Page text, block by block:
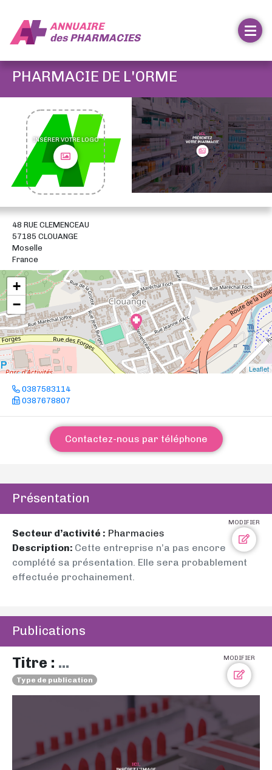
ANNUAIRE
desPHARMACIES
PHARMACIE DE L'ORME
INSÉRER VOTRE LOGO
48 RUE CLEMENCEAU
57185 CLOUANGE
Moselle
France
+
−
Leaflet
0387583114
0387678807
Contactez-nous par téléphone
Présentation
MODIFIER
Secteur d’activité : Pharmacies
Description: Cette entreprise n’a pas encore
complété sa présentation. Elle sera probablement
effectuée prochainement.
Publications
MODIFIER
Titre : ...
Type de publication